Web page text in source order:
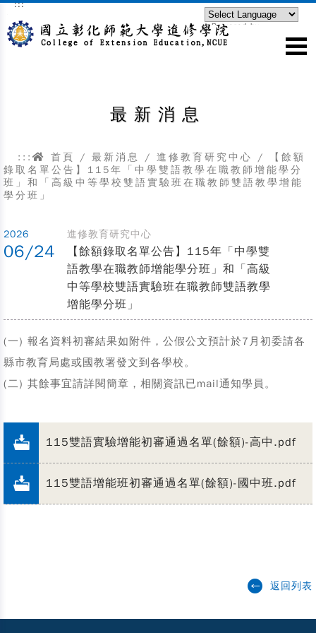
跳到主要內容區塊
:::
Powered by
最新消息
::: 首頁 / 最新消息 / 進修教育研究中心 /
【餘額
錄取名單公告】115年「中學雙語教學在職教師增能學分
班」和「高級中等學校雙語實驗班在職教師雙語教學增能
學分班」
2026
06/24
進修教育研究中心
【餘額錄取名單公告】115年「中學雙
語教學在職教師增能學分班」和「高級
中等學校雙語實驗班在職教師雙語教學
增能學分班」
(一) 報名資料初審結果如附件，公假公文預計於7月初委請各
縣市教育局處或國教署發文到各學校。
(二) 其餘事宜請詳閱簡章，相關資訊已mail通知學員。
115雙語實驗增能初審通過名單(餘額)-高中.pdf
115雙語增能班初審通過名單(餘額)-國中班.pdf
返回列表